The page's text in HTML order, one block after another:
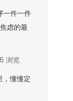
一件一件
虑的最
浏览
，懂懂定